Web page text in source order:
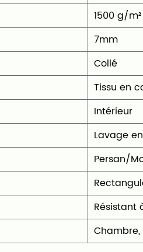
1500 g/m²
7mm
Collé
Tissu en
‎Intérieur
‎Lavage
Persan/
‎Résistant